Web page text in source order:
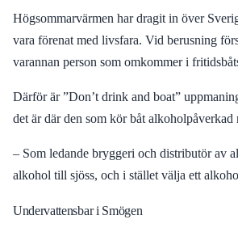
Högsommarvärmen har dragit in över
vara förenat med livsfara. Vid berusning
varannan person som omkommer i
Därför är ”Don’t drink and boat”
det är där den som kör båt alkoholpåverkad
– Som ledande bryggeri och distributör av
alkohol till sjöss, och i stället välja ett
Undervattensbar i Smögen